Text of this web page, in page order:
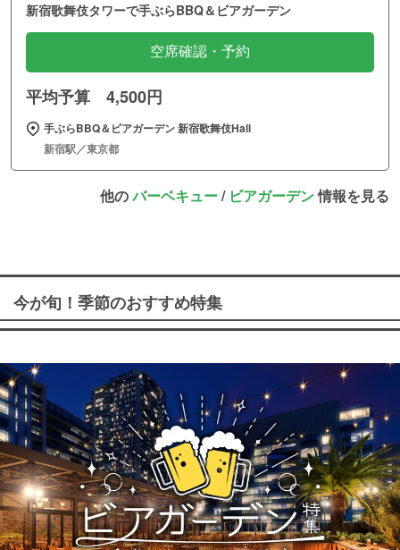
新宿歌舞伎タワーで手ぶらBBQ＆ビアガーデン
空席確認・予約
平均予算 4,500円
手ぶらBBQ＆ビアガーデン 新宿歌舞伎Hall
新宿駅／東京都
他のバーベキュー/ ビアガーデン情報を見る
今が旬！季節のおすすめ特集